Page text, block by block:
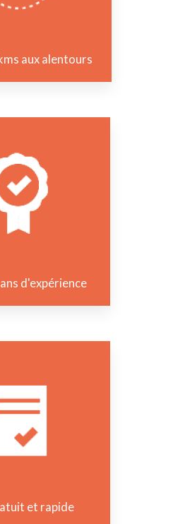
aux alentours
d'expérience
et rapide